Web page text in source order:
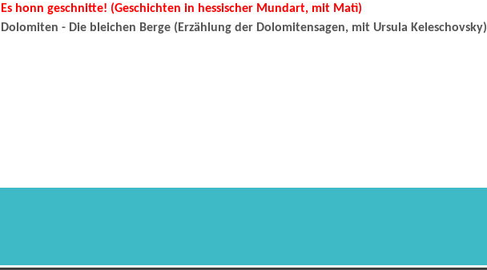
Es honn geschnitte! (Geschichten in hessischer Mundart, mit Matì)
Dolomiten - Die bleichen Berge (Erzählung der Dolomitensagen, mit Ursula Keleschovsky)